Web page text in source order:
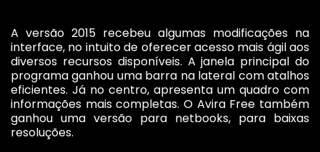
A versão 2015 recebeu algumas modificações na
interface, no intuito de oferecer acesso mais ágil aos
diversos recursos disponíveis. A janela principal do
programa ganhou uma barra na lateral com atalhos
eficientes. Já no centro, apresenta um quadro com
informações mais completas. O Avira Free também
ganhou uma versão para netbooks, para baixas
resoluções.